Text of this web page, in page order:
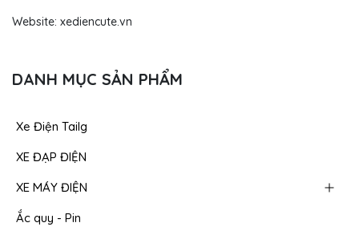
Website: xediencute.vn
DANH MỤC SẢN PHẨM
Xe Điện Tailg
XE ĐẠP ĐIỆN
XE MÁY ĐIỆN
Ắc quy - Pin